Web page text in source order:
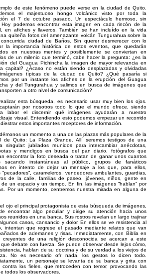
de este fenómeno puede verse en la ciudad de Quito.
el majestuoso hongo volcánico visto por toda la
el 7 de octubre pasado. Un espectáculo hermoso, sin
Hoy podemos encontrar esta imagen en cada rincón de la
en afiches y llaveros. También se han incluído en la vida
quiteña fotos del amenazante volcán Tungurahua sobre la
ciudad de Baños. Sin querer desmerecer con lo
la importancia histórica de estos eventos, que quedarán
en nuestras mentes y posiblemente se conviertan en
de un milenio que terminó, cabe hacer la pregunta: ¿es la
del Guagua Pichincha la imagen de mayor relevancia en
capital? ¿Acaso no están siendo desplazadas y olvidadas
típicas de la ciudad de Quito? ¿Qué pasaría si
por un instante los afiches de la erupción del Guagua
y del Tungurahua y salimos en busca de imágenes que
a otro nivel de comunicación?
esta búsqueda, es necesario usar muy bien los ojos.
por nosotros todo lo que el mundo ofrece, siendo
labor el discernir qué imágenes ayudarán a nuestro
visual. Entendiendo esto podemos empezar un recorrido
estos importantes receptores de información.
un momento a una de las plazas más populares de la
de Quito: La Plaza Grande. Allí seremos testigos de una
singular: jubilados reunidos para intercambiar anécdotas,
y mendigos en busca del pan diario, fotógrafos que
encontrar la foto deseada o tratan de ganar unos cuantos
sacando instantáneas al público, grupos de fanáticos
en intento de dejar un mensaje a los que, para ellos,
“pecadores”, carameleros, vendedores ambulantes, guardias,
de la calle, familias de paseo, jóvenes, niños, gente en
de un espacio y un tiempo. En fin, las imágenes “hablan” por
Por un momento, centremos nuestra mirada en alguna de
ojo el principal protagonista de esta búsqueda de imágenes,
encontrar algo peculiar y dirige su atención hacia unos
reunidos en una banca. Sus rostros revelan un largo trajinar
casos, cansancio y dolor. En ellos se ve resistencia al
intentan que regrese el pasado mediante relatos que van
de ademanes y risas. Inmediatamente, con Biblia en
creyentes de una religión desconocida se acercan a este
debate con fuerza. Se puede observar desde lejos cómo,
hablan de su doctrina y de su verdad a los viejos de
No es necesario ofr nada, los gestos lo dicen todo.
un personaje se levanta de su banca y grita con
contra los fieles, que retroceden con temor, provocando las
todos los observadores.